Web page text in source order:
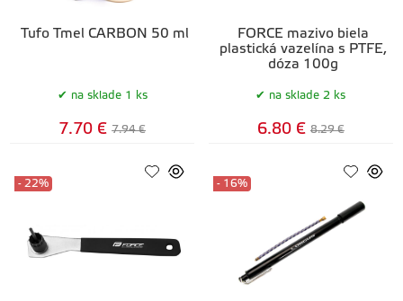
Tufo Tmel CARBON 50 ml
na sklade 1 ks
7.70 € 7.94 €
FORCE mazivo biela
plastická vazelína s PTFE,
dóza 100g
na sklade 2 ks
6.80 € 8.29 €
- 22% - 16%